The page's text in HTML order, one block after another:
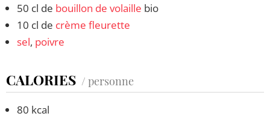
50 cl de bouillon de volaille bio
10 cl de crème fleurette
sel, poivre
CALORIES / personne
80 kcal